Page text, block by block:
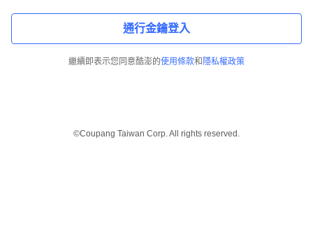
通行金鑰登入
繼續即表示您同意酷澎的使用條款和 隱私權政策
©Coupang Taiwan Corp. All rights reserved.